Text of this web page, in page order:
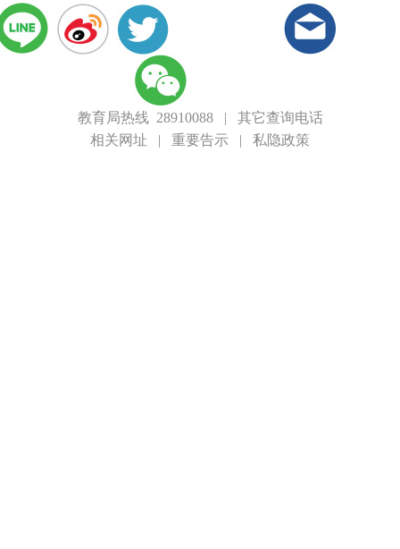
教育局热线 28910088| 其它查询电话
相关网址 | 重要告示 | 私隐政策